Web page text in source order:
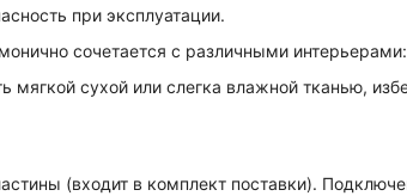
при эксплуатации.
сочетается с различными
мягкой сухой или слегка влажной тканью,
(входит в комплект поставки).